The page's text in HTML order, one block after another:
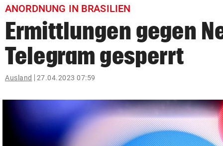
bookmark
search
Suchbegriff
eingeben
© Krone Multimedia GmbH & Co KG 2026
Muthgasse 2, 1190 Wien
ANORDNUNG IN BRASILIEN
Ermittlungen gegen
Telegram gesperrt
Ausland 27.04.2023 07:59